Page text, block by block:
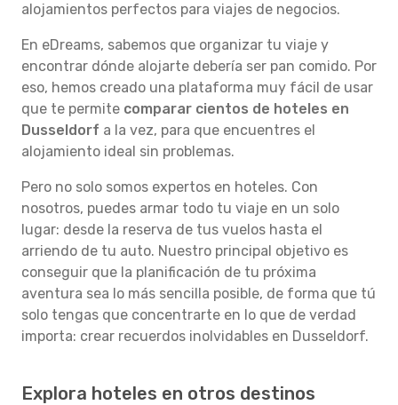
alojamientos perfectos para viajes de negocios.
En eDreams, sabemos que organizar tu viaje y
encontrar dónde alojarte debería ser pan comido. Por
eso, hemos creado una plataforma muy fácil de usar
que te permite comparar cientos de hoteles en
Dusseldorf a la vez, para que encuentres el
alojamiento ideal sin problemas.
Pero no solo somos expertos en hoteles. Con
nosotros, puedes armar todo tu viaje en un solo
lugar: desde la reserva de tus vuelos hasta el
arriendo de tu auto. Nuestro principal objetivo es
conseguir que la planificación de tu próxima
aventura sea lo más sencilla posible, de forma que tú
solo tengas que concentrarte en lo que de verdad
importa: crear recuerdos inolvidables en Dusseldorf.
Explora hoteles en otros destinos